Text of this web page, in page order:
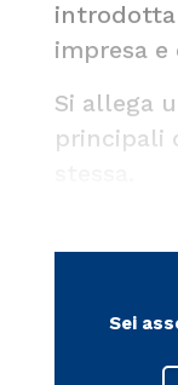
introdotta
impresa e
Si allega
principali
Sei